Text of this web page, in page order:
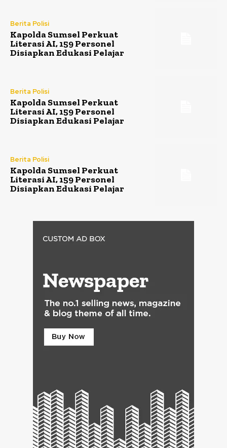
Berita Polisi
Kapolda Sumsel Perkuat
Literasi AI, 159 Personel
Disiapkan Edukasi Pelajar
Berita Polisi
Kapolda Sumsel Perkuat
Literasi AI, 159 Personel
Disiapkan Edukasi Pelajar
Berita Polisi
Kapolda Sumsel Perkuat
Literasi AI, 159 Personel
Disiapkan Edukasi Pelajar